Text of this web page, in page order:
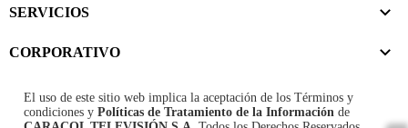
SERVICIOS
CORPORATIVO
El uso de este sitio web implica la aceptación de los Términos y
condiciones y Políticas de Tratamiento de la Información de